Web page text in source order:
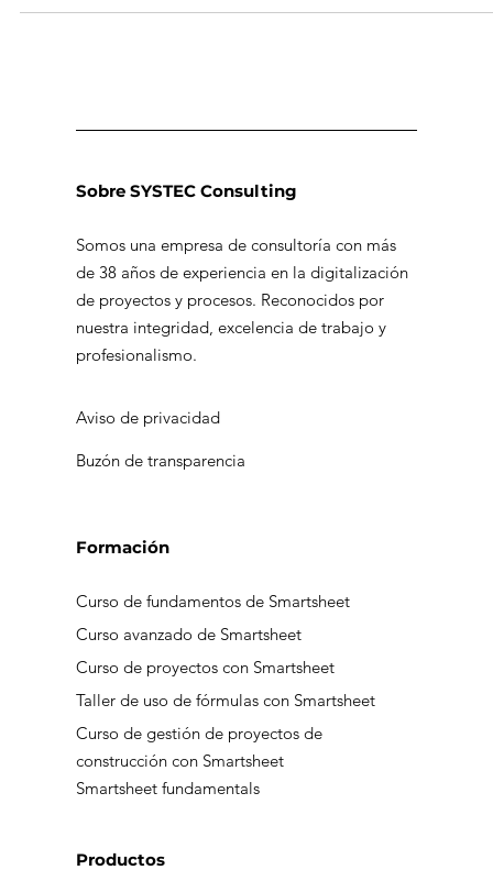
Curso de fundamentos de Smartsheet
Curso avanzado de Smartsheet
Curso de proyectos con Smartsheet
Taller de uso de fórmulas con Smartsheet
Curso de gestión de proyectos de
construcción con Smartsheet
Somos una empresa de consultoría con más
de 38 años de experiencia en la digitalización
de proyectos y procesos. Reconocidos por
nuestra integridad, excelencia de trabajo y
Aviso de privacidad